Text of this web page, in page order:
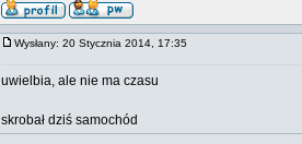
Wysłany: 20 Stycznia 2014, 17:35
uwielbia, ale nie ma czasu
skrobał dziś samochód